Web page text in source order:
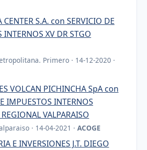
CENTER S.A. con SERVICIO DE
INTERNOS XV DR STGO
Primero · 14-12-2020 ·
VOLCAN PICHINCHA SpA con
IMPUESTOS INTERNOS
VALPARAISO
· 14-04-2021 · ACOGE
E INVERSIONES J.T. DIEGO